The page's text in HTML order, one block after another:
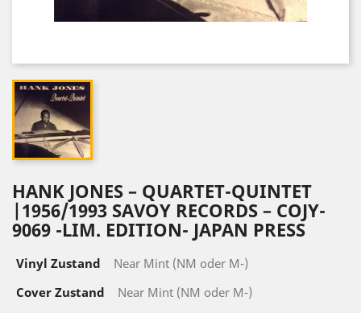
HANK JONES – QUARTET-QUINTET
|1956/1993 SAVOY RECORDS – COJY-
9069 -LIM. EDITION- JAPAN PRESS
Vinyl Zustand
Near Mint (NM oder M-)
Cover Zustand
Near Mint (NM oder M-)